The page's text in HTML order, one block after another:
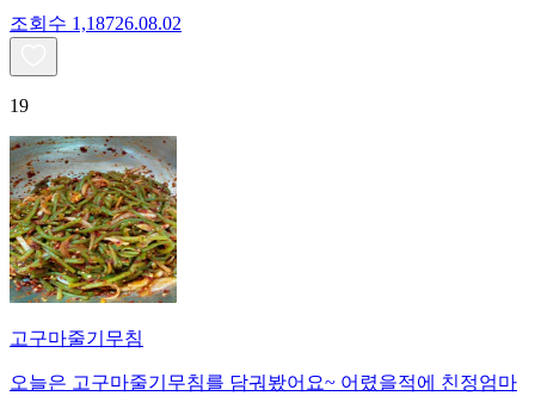
조회수 1,18726.08.02
19
고구마줄기무침
오늘은 고구마줄기무침를 담궈봤어요~ 어렸을적에 친정엄마